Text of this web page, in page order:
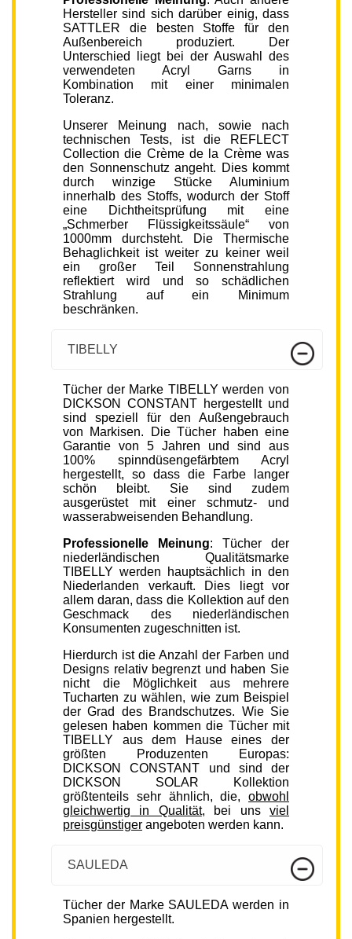
Hersteller sind sich darüber einig, dass
SATTLER die besten Stoffe für den
Außenbereich produziert. Der
Unterschied liegt bei der Auswahl des
verwendeten Acryl Garns in
Kombination mit einer minimalen
Toleranz.
Unserer Meinung nach, sowie nach
technischen Tests, ist die REFLECT
Collection die Crème de la Crème was
den Sonnenschutz angeht. Dies kommt
durch winzige Stücke Aluminium
innerhalb des Stoffs, wodurch der Stoff
eine Dichtheitsprüfung mit eine
„Schmerber Flüssigkeitssäule“ von
1000mm durchsteht. Die Thermische
Behaglichkeit ist weiter zu keiner weil
ein großer Teil Sonnenstrahlung
reflektiert wird und so schädlichen
Strahlung auf ein Minimum
beschränken.
TIBELLY
Tücher der Marke TIBELLY werden von
DICKSON CONSTANT hergestellt und
sind speziell für den Außengebrauch
von Markisen. Die Tücher haben eine
Garantie von 5 Jahren und sind aus
100% spinndüsengefärbtem Acryl
hergestellt, so dass die Farbe langer
schön bleibt. Sie sind zudem
ausgerüstet mit einer schmutz- und
wasserabweisenden Behandlung.
Professionelle Meinung: Tücher der
niederländischen Qualitätsmarke
TIBELLY werden hauptsächlich in den
Niederlanden verkauft. Dies liegt vor
allem daran, dass die Kollektion auf den
Geschmack des niederländischen
Konsumenten zugeschnitten ist.
Hierdurch ist die Anzahl der Farben und
Designs relativ begrenzt und haben Sie
nicht die Möglichkeit aus mehrere
Tucharten zu wählen, wie zum Beispiel
der Grad des Brandschutzes. Wie Sie
gelesen haben kommen die Tücher mit
TIBELLY aus dem Hause eines der
größten Produzenten Europas:
DICKSON CONSTANT und sind der
DICKSON SOLAR Kollektion
größtenteils sehr ähnlich, die, obwohl
gleichwertig in Qualität, bei unsviel
preisgünstiger angeboten werden kann.
SAULEDA
Tücher der Marke SAULEDA werden in
Spanien hergestellt.